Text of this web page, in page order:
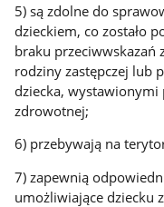
5) są zdolne do
dzieckiem, co zostało
braku przeciwwskazań
rodziny zastępczej lub
dziecka,
zdrowotnej;
6) przebywają na
7) zapewnią
umożliwiające dziecku